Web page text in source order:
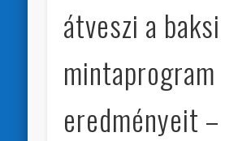
átveszi a baksi
mintaprogram
eredményeit –